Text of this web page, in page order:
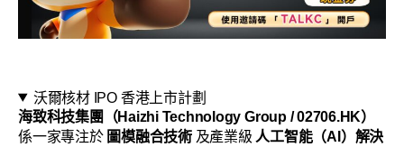
沃爾核材 IPO 香港上市計劃
海致科技集團（Haizhi Technology Group / 02706.HK）
係一家專注於 圖模融合技術及產業級 人工智能（AI）解決